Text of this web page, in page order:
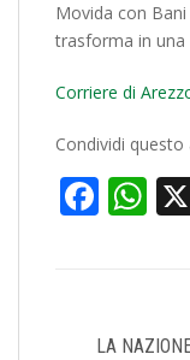
Movida con
trasforma in una
Corriere di
Condividi
LA